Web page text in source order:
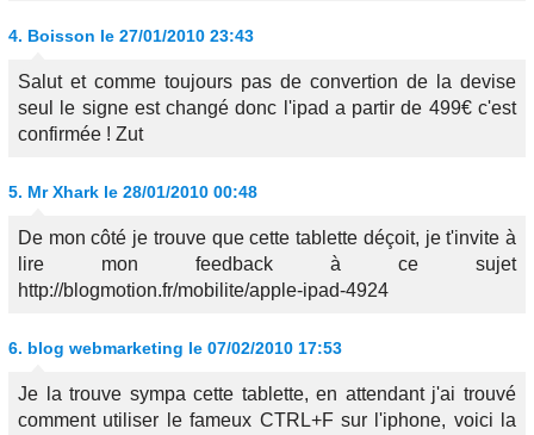
4. Boisson le 27/01/2010 23:43
Salut et comme toujours pas de convertion de la devise
seul le signe est changé donc l'ipad a partir de 499€ c'est
confirmée ! Zut
5. Mr Xhark le 28/01/2010 00:48
De mon côté je trouve que cette tablette déçoit, je t'invite à
lire mon feedback à ce sujet
http://blogmotion.fr/mobilite/apple-ipad-4924
6. blog webmarketing le 07/02/2010 17:53
Je la trouve sympa cette tablette, en attendant j'ai trouvé
comment utiliser le fameux CTRL+F sur l'iphone, voici la